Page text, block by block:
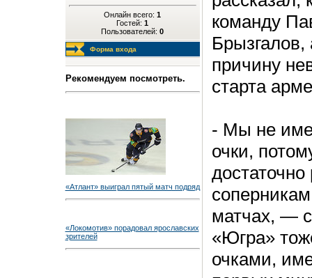
Онлайн всего: 1
Гостей: 1
Пользователей: 0
Форма входа
Рекомендуем посмотреть.
«Атлант» выиграл пятый матч подряд
«Локомотив» порадовал ярославских
зрителей
команду
Брызгалов,
причину
старта
- Мы не
очки,
матчах, —
«Югра»
очками,